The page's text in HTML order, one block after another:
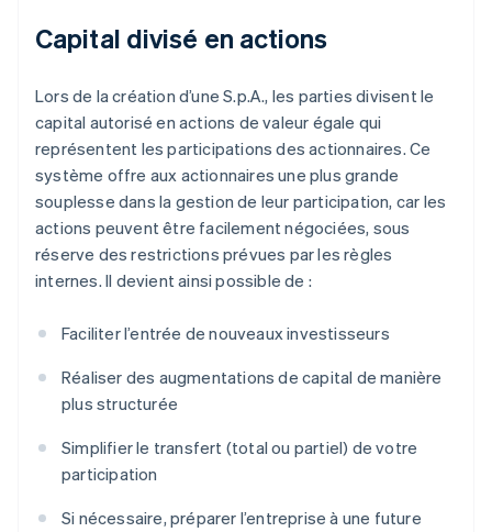
Capital divisé en actions
Lors de la création d’une S.p.A., les parties divisent le
capital autorisé en actions de valeur égale qui
représentent les participations des actionnaires. Ce
système offre aux actionnaires une plus grande
souplesse dans la gestion de leur participation, car les
actions peuvent être facilement négociées, sous
réserve des restrictions prévues par les règles
internes. Il devient ainsi possible de :
Faciliter l’entrée de nouveaux investisseurs
Réaliser des augmentations de capital de manière
plus structurée
Simplifier le transfert (total ou partiel) de votre
participation
Si nécessaire, préparer l’entreprise à une future